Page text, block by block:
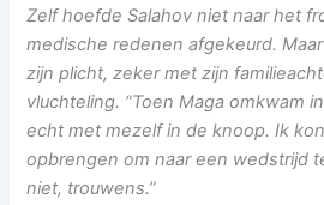
Zelf hoefde Salahov niet naar het
medische redenen afgekeurd.
zijn plicht, zeker met zijn
vluchteling. “Toen Maga omkwam
echt met mezelf in de knoop. Ik
opbrengen om naar een wedstrijd
niet, trouwens.”